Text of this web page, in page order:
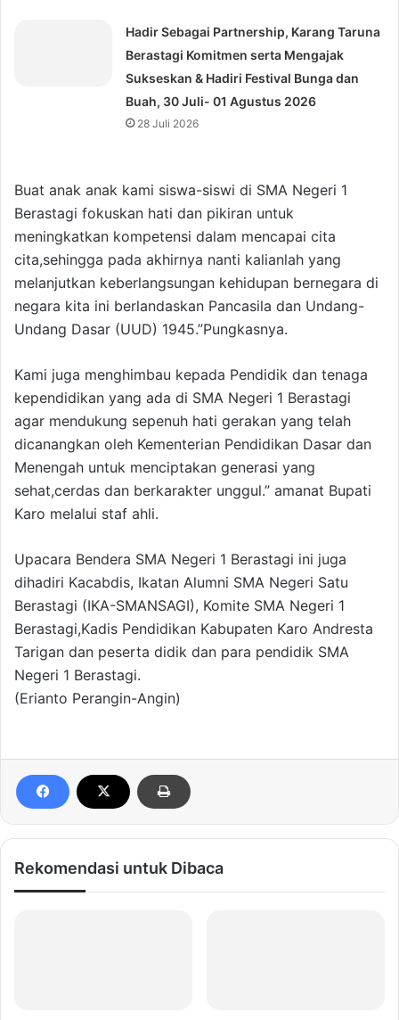
Hadir Sebagai Partnership, Karang Taruna
Berastagi Komitmen serta Mengajak
Sukseskan & Hadiri Festival Bunga dan
Buah, 30 Juli- 01 Agustus 2026
28 Juli 2026
Buat anak anak kami siswa-siswi di SMA Negeri 1
Berastagi fokuskan hati dan pikiran untuk
meningkatkan kompetensi dalam mencapai cita
cita,sehingga pada akhirnya nanti kalianlah yang
melanjutkan keberlangsungan kehidupan bernegara di
negara kita ini berlandaskan Pancasila dan Undang-
Undang Dasar (UUD) 1945.”Pungkasnya.
Kami juga menghimbau kepada Pendidik dan tenaga
kependidikan yang ada di SMA Negeri 1 Berastagi
agar mendukung sepenuh hati gerakan yang telah
dicanangkan oleh Kementerian Pendidikan Dasar dan
Menengah untuk menciptakan generasi yang
sehat,cerdas dan berkarakter unggul.” amanat Bupati
Karo melalui staf ahli.
Upacara Bendera SMA Negeri 1 Berastagi ini juga
dihadiri Kacabdis, Ikatan Alumni SMA Negeri Satu
Berastagi (IKA-SMANSAGI), Komite SMA Negeri 1
Berastagi,Kadis Pendidikan Kabupaten Karo Andresta
Tarigan dan peserta didik dan para pendidik SMA
Negeri 1 Berastagi.
(Erianto Perangin-Angin)
Rekomendasi untuk Dibaca